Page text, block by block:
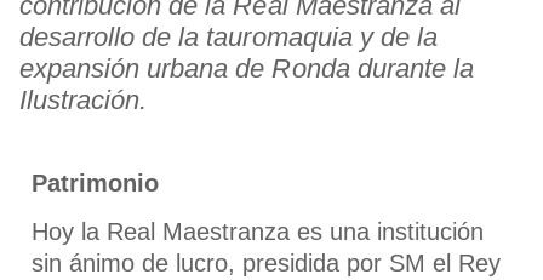
desarrollo de la tauromaquia y de la
expansión urbana de Ronda durante la
Ilustración.
Patrimonio
Hoy la Real Maestranza es una institución
sin ánimo de lucro, presidida por SM el Rey